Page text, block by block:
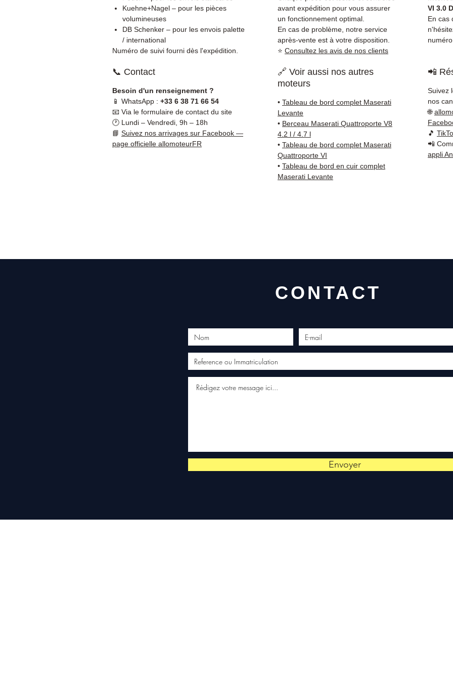
sur
+33 6
5 à 7
sur
en
Kuehne+Nagel – pour les pièces
volumineuses
DB Schenker – pour les envois palette
/ international
Numéro de suivi fourni dès l'expédition.
avant expédition pour vous assurer
un fonctionnement optimal.
En cas de problème, notre service
après-vente est à votre disposition.
⭐ Consultez les avis de nos clients
VI 3.0
En cas
📞 Contact
Besoin d'un renseignement ?
📱 WhatsApp : +33 6 38 71 66 54
📧 Via le formulaire de contact du site
🕐 Lundi – Vendredi, 9h – 18h
📘 Suivez nos arrivages sur Facebook —
page officielle allomoteurFR
🔗 Voir aussi nos autres
moteurs
• Tableau de bord complet Maserati
Levante
• Berceau Maserati Quattroporte V8
4.2 l / 4.7 l
• Tableau de bord complet Maserati
Quattroporte VI
• Tableau de bord en cuir complet
Maserati Levante
📲
Suivez
nos
🌐
🎵
📲
appli
CONTACT
Envoyer